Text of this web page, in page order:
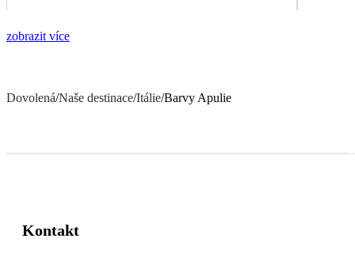
zobrazit více
Dovolená/Naše destinace/Itálie/Barvy Apulie
Kontakt